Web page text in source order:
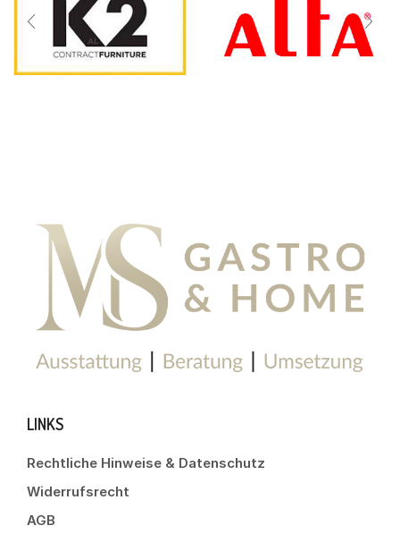
LINKS
Rechtliche Hinweise & Datenschutz
Widerrufsrecht
AGB